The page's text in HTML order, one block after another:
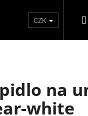
Péče o ruce
CZK
na
white